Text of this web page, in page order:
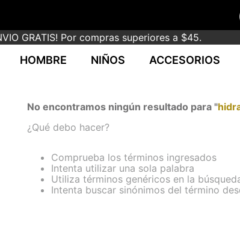
GRATIS! Por compras superiores a $45.
HOMBRE NIÑOS ACCESORIOS
No encontramos ningún resultado para "
¿Qué debo hacer?
Comprueba los términos ingresados
Intenta utilizar una sola palabra
Utiliza términos genéricos en la
Intenta buscar sinónimos del término